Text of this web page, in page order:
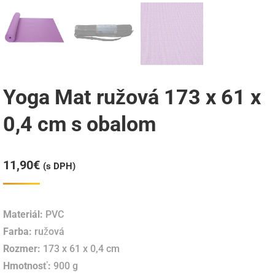
Yoga Mat ružová 173 x 61 x
0,4 cm s obalom
11,90€ (s DPH)
Materiál: PVC
Farba: ružová
Rozmer: 173 x 61 x 0,4 cm
Hmotnosť: 900 g